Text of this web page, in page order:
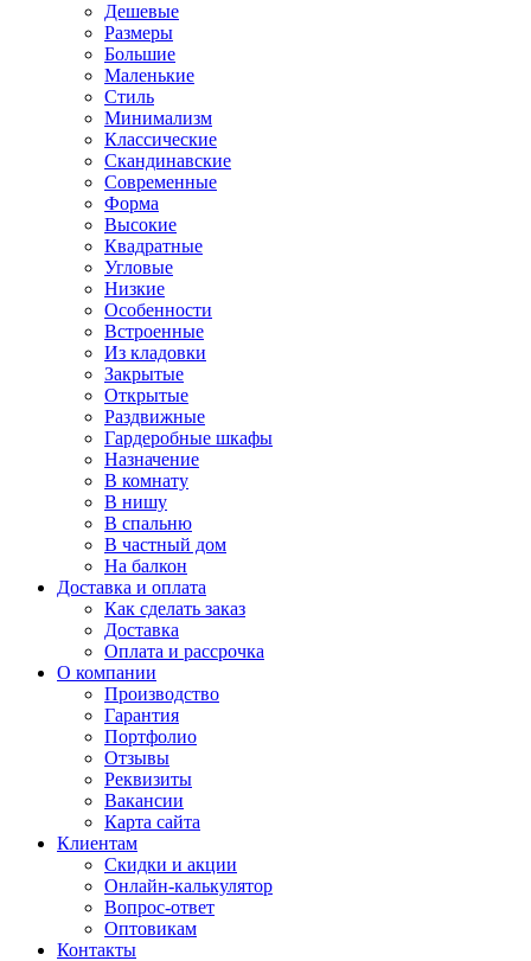
Дешевые
Размеры
Большие
Маленькие
Стиль
Минимализм
Классические
Скандинавские
Современные
Форма
Высокие
Квадратные
Угловые
Низкие
Особенности
Встроенные
Из кладовки
Закрытые
Открытые
Раздвижные
Гардеробные шкафы
Назначение
В комнату
В нишу
В спальню
В частный дом
На балкон
Доставка и оплата
Как сделать заказ
Доставка
Оплата и рассрочка
О компании
Производство
Гарантия
Портфолио
Отзывы
Реквизиты
Вакансии
Карта сайта
Клиентам
Скидки и акции
Онлайн-калькулятор
Вопрос-ответ
Оптовикам
Контакты